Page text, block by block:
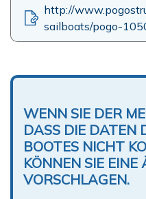
http://
sailboats/pogo-
WENN SIE DER
DASS DIE DATEN
BOOTES NICHT
KÖNNEN SIE EINE
VORSCHLAGEN.